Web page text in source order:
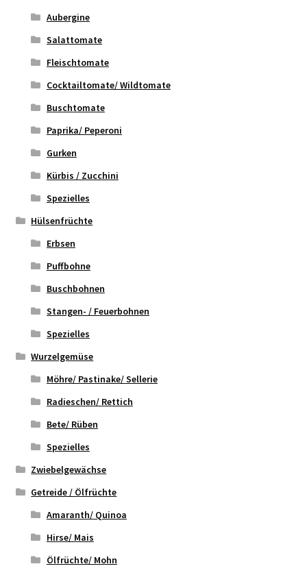
Aubergine
Salattomate
Fleischtomate
Cocktailtomate/ Wildtomate
Buschtomate
Paprika/ Peperoni
Gurken
Kürbis / Zucchini
Spezielles
Hülsenfrüchte
Erbsen
Puffbohne
Buschbohnen
Stangen- / Feuerbohnen
Spezielles
Wurzelgemüse
Möhre/ Pastinake/ Sellerie
Radieschen/ Rettich
Bete/ Rüben
Spezielles
Zwiebelgewächse
Getreide / Ölfrüchte
Amaranth/ Quinoa
Hirse/ Mais
Ölfrüchte/ Mohn